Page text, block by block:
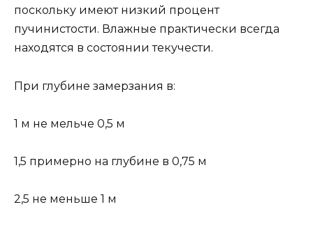
поскольку имеют низкий процент
пучинистости. Влажные практически всегда
находятся в состоянии текучести.
При глубине замерзания в:
1 м не мельче 0,5 м
1,5 примерно на глубине в 0,75 м
2,5 не меньше 1 м